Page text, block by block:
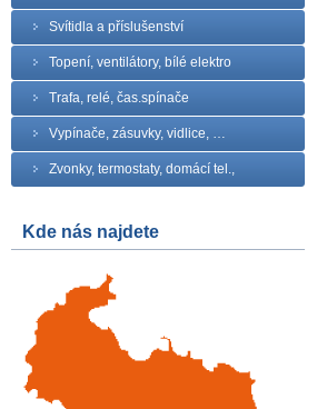
Svítidla a příslušenství
Topení, ventilátory, bílé elektro
Trafa, relé, čas.spínače
Vypínače, zásuvky, vidlice, …
Zvonky, termostaty, domácí tel.,
Kde nás najdete